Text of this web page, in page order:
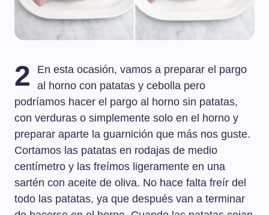
2
En esta ocasión, vamos a preparar el pargo
al horno con patatas y cebolla pero
podríamos hacer el pargo al horno sin patatas,
con verduras o simplemente solo en el horno y
preparar aparte la guarnición que más nos guste.
Cortamos las patatas en rodajas de medio
centímetro y las freímos ligeramente en una
sartén con aceite de oliva. No hace falta freír del
todo las patatas, ya que después van a terminar